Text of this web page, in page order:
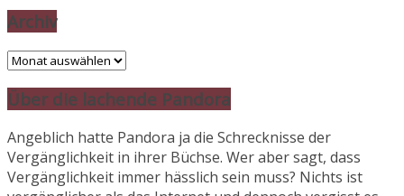
Archiv
Archiv
Über die lachende Pandora
Angeblich hatte Pandora ja die Schrecknisse der
Vergänglichkeit in ihrer Büchse. Wer aber sagt, dass
Vergänglichkeit immer hässlich sein muss? Nichts ist